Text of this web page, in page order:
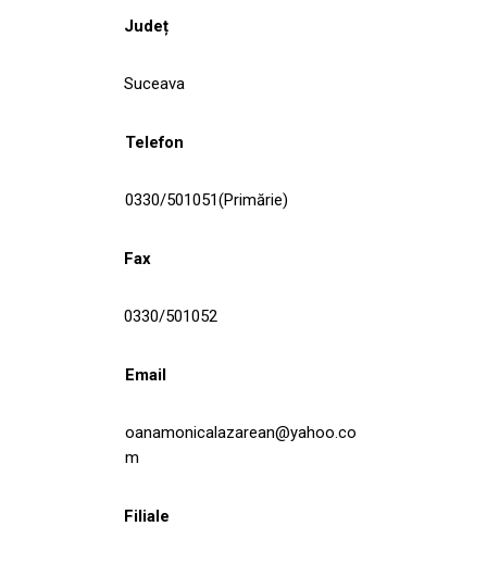
Județ
Suceava
Telefon
0330/501051(Primărie)
Fax
0330/501052
Email
oanamonicalazarean@yahoo.co
m
Filiale